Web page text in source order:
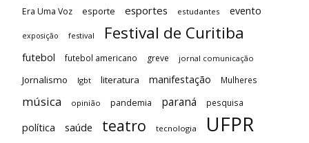
Era Uma Voz esporte esportes estudantes evento
exposição festival Festival de Curitiba
futebol futebol americano greve jornal comunicação
Jornalismo lgbt literatura manifestação Mulheres
música opinião pandemia paraná pesquisa
política saúde teatro tecnologia UFPR